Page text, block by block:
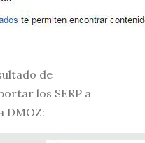
de
los SERP a
DMOZ: